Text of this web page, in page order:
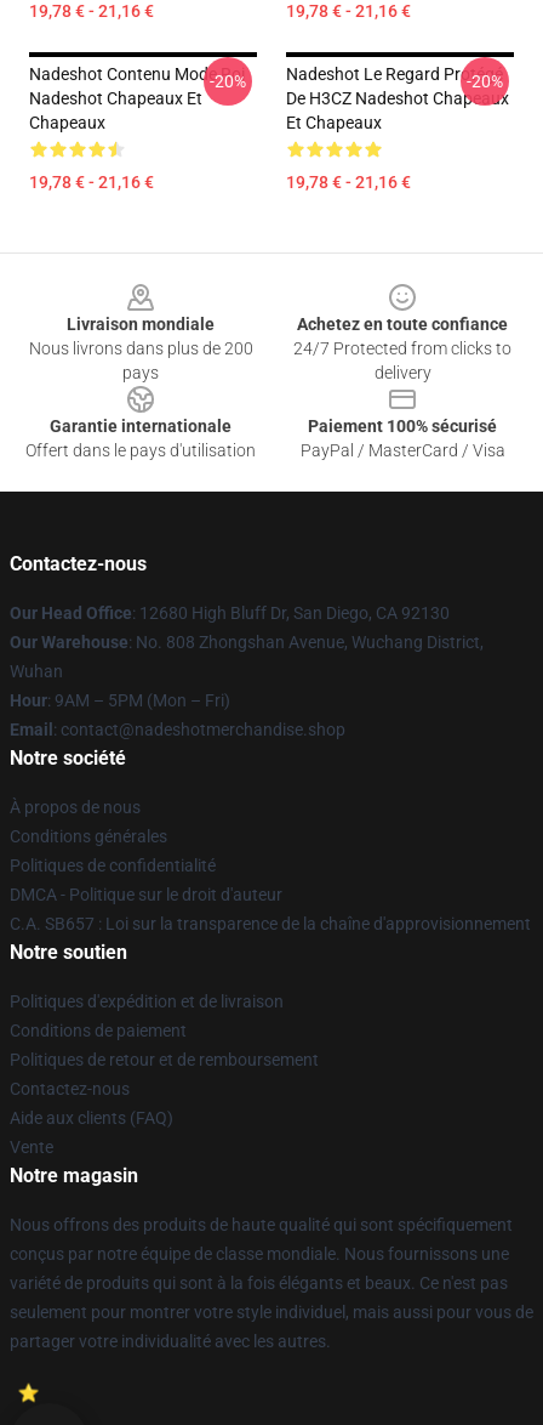
19,78 € - 21,16 € 19,78 € - 21,16 €
Nadeshot Contenu Mode Roi
Nadeshot Chapeaux Et
Chapeaux
19,78 € - 21,16 €
-20%
Nadeshot Le Regard Protégé
De H3CZ Nadeshot Chapeaux
Et Chapeaux
19,78 € - 21,16 €
-20%
Livraison mondiale
Nous livrons dans plus de 200
pays
Achetez en toute confiance
24/7 Protected from clicks to
delivery
Garantie internationale
Offert dans le pays d'utilisation
Paiement 100% sécurisé
PayPal / MasterCard / Visa
Contactez-nous
Our Head Office: 12680 High Bluff Dr, San Diego, CA 92130
Our Warehouse: No. 808 Zhongshan Avenue, Wuchang District,
Wuhan
Hour: 9AM – 5PM (Mon – Fri)
Email : contact@nadeshotmerchandise.shop
Notre société
À propos de nous
Conditions générales
Politiques de confidentialité
DMCA - Politique sur le droit d'auteur
C.A. SB657 : Loi sur la transparence de la chaîne d'approvisionnement
Notre soutien
Politiques d'expédition et de livraison
Conditions de paiement
Politiques de retour et de remboursement
Contactez-nous
Aide aux clients (FAQ)
Vente
Notre magasin
Nous offrons des produits de haute qualité qui sont spécifiquement
conçus par notre équipe de classe mondiale. Nous fournissons une
variété de produits qui sont à la fois élégants et beaux. Ce n'est pas
seulement pour montrer votre style individuel, mais aussi pour vous de
partager votre individualité avec les autres.